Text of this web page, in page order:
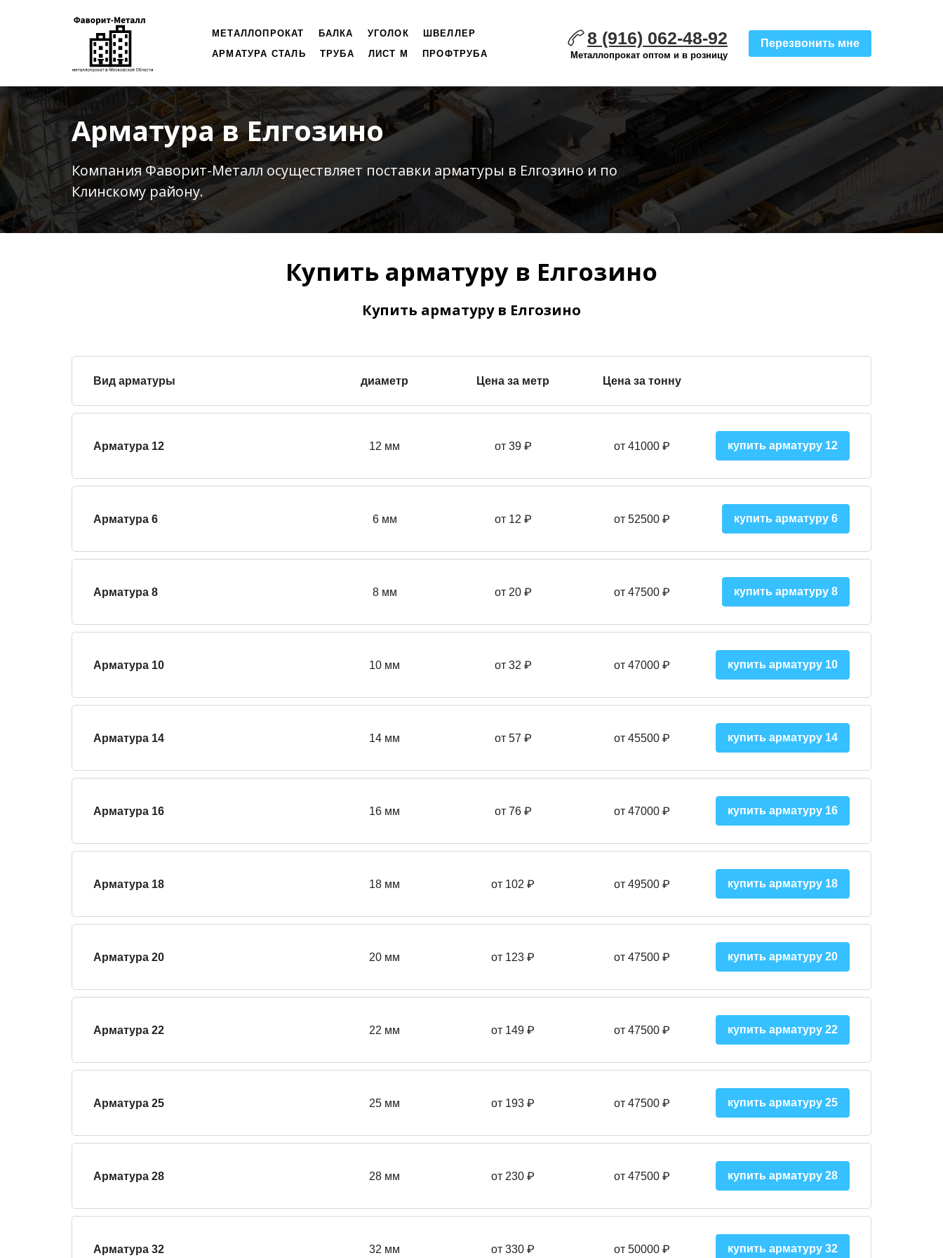
МЕТАЛЛОПРОКАТ БАЛКА УГОЛОК
ШВЕЛЛЕР
АРМАТУРА СТАЛЬ
ТРУБА ЛИСТ М ПРОФТРУБА
8 (916) 062-48-92
Металлопрокат оптом и в розницу
Перезвонить мне
Арматура в Елгозино
Компания Фаворит-Металл осуществляет поставки арматуры в Елгозино и по
Клинскому району.
Купить арматуру в Елгозино
Купить арматуру в Елгозино
Вид арматуры диаметр Цена за метр Цена за тонну
Арматура 12 12 мм от 39₽ от 41000₽ купить арматуру 12
Арматура 6 6 мм от 12 ₽ от 52500₽ купить арматуру 6
Арматура 8 8 мм от 20 ₽ от 47500₽ купить арматуру 8
Арматура 10 10 мм от 32 ₽ от 47000₽ купить арматуру 10
Арматура 14 14 мм от 57 ₽ от 45500₽ купить арматуру 14
Арматура 16 16 мм от 76 ₽ от 47000 ₽ купить арматуру 16
Арматура 18 18 мм от 102 ₽ от 49500 ₽ купить арматуру 18
Арматура 20 20 мм от 123 ₽ от 47500 ₽ купить арматуру 20
Арматура 22 22 мм от 149 ₽ от 47500 ₽ купить арматуру 22
Арматура 25 25 мм от 193 ₽ от 47500₽ купить арматуру 25
Арматура 28 28 мм от 230 ₽ от 47500₽ купить арматуру 28
Арматура 32 32 мм от 330 ₽ от 50000₽ купить арматуру 32